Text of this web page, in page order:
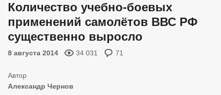
Количество учебно-боевых
применений самолётов ВВС РФ
существенно выросло
8 августа 2014 34 031 71
Александр Чернов